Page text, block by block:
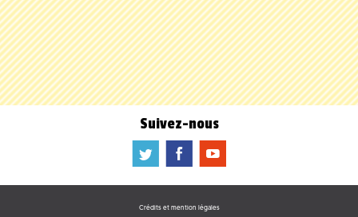
Suivez-nous
a b f
Crédits et mention légales